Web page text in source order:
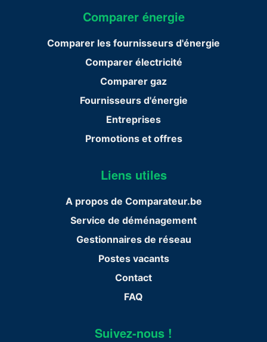
Comparer énergie
Comparer les fournisseurs d'énergie
Comparer électricité
Comparer gaz
Fournisseurs d'énergie
Entreprises
Promotions et offres
Liens utiles
A propos de Comparateur.be
Service de déménagement
Gestionnaires de réseau
Postes vacants
Contact
FAQ
Suivez-nous !